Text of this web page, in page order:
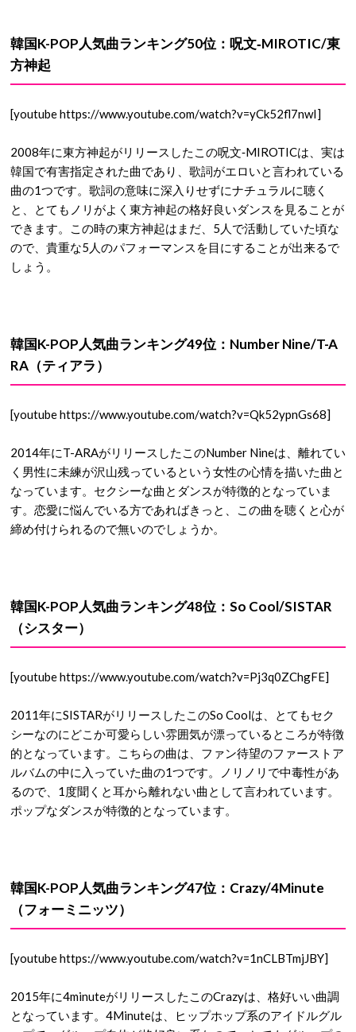
韓国K-POP人気曲ランキング50位：呪文‐MIROTIC/東
方神起
[youtube https://www.youtube.com/watch?v=yCk52fl7nwI]
2008年に東方神起がリリースしたこの呪文‐MIROTICは、実は
韓国で有害指定された曲であり、歌詞がエロいと言われている
曲の1つです。歌詞の意味に深入りせずにナチュラルに聴く
と、とてもノリがよく東方神起の格好良いダンスを見ることが
できます。この時の東方神起はまだ、5人で活動していた頃な
ので、貴重な5人のパフォーマンスを目にすることが出来るで
しょう。
韓国K-POP人気曲ランキング49位：Number Nine/T-A
RA（ティアラ）
[youtube https://www.youtube.com/watch?v=Qk52ypnGs68]
2014年にT-ARAがリリースしたこのNumber Nineは、離れてい
く男性に未練が沢山残っているという女性の心情を描いた曲と
なっています。セクシーな曲とダンスが特徴的となっていま
す。恋愛に悩んでいる方であればきっと、この曲を聴くと心が
締め付けられるので無いのでしょうか。
韓国K-POP人気曲ランキング48位：So Cool/SISTAR
（シスター）
[youtube https://www.youtube.com/watch?v=Pj3q0ZChgFE]
2011年にSISTARがリリースしたこのSo Coolは、とてもセク
シーなのにどこか可愛らしい雰囲気が漂っているところが特徴
的となっています。こちらの曲は、ファン待望のファーストア
ルバムの中に入っていた曲の1つです。ノリノリで中毒性があ
るので、1度聞くと耳から離れない曲として言われています。
ポップなダンスが特徴的となっています。
韓国K-POP人気曲ランキング47位：Crazy/4Minute
（フォーミニッツ）
[youtube https://www.youtube.com/watch?v=1nCLBTmjJBY]
2015年に4minuteがリリースしたこのCrazyは、格好いい曲調
となっています。4Minuteは、ヒップホップ系のアイドルグル